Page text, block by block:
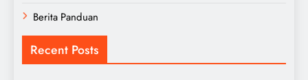
Berita Panduan
Recent Posts